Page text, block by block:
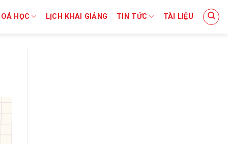
HỌC LỊCH KHAI GIẢNG TIN TỨC TÀI LIỆU